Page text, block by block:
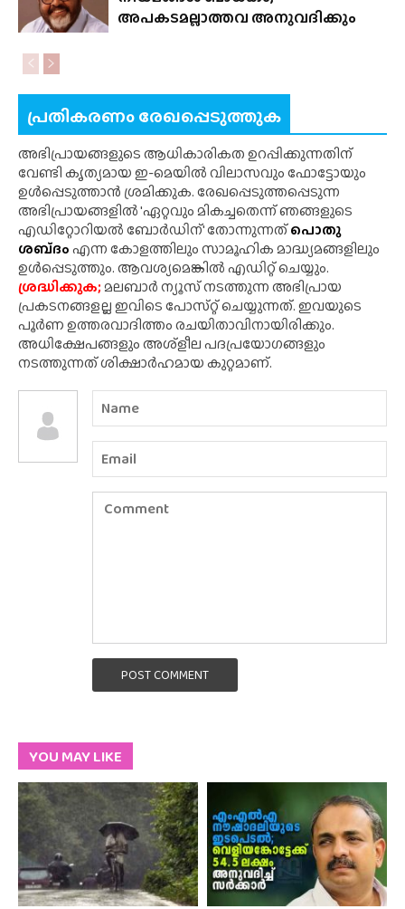
അപകടമല്ലാത്തവ അനുവദിക്കും
പ്രതികരണം രേഖപ്പെടുത്തുക
അഭിപ്രായങ്ങളുടെ ആധികാരികത ഉറപ്പിക്കുന്നതിന്
വേണ്ടി കൃത്യമായ ഇ-മെയിൽ വിലാസവും ഫോട്ടോയും
ഉൾപ്പെടുത്താൻ ശ്രമിക്കുക. രേഖപ്പെടുത്തപ്പെടുന്ന
അഭിപ്രായങ്ങളിൽ 'ഏറ്റവും മികച്ചതെന്ന് ഞങ്ങളുടെ
എഡിറ്റോറിയൽ ബോർഡിന്' തോന്നുന്നത്പൊതു
ശബ്‌ദംഎന്ന കോളത്തിലും സാമൂഹിക മാദ്ധ്യമങ്ങളിലും
ഉൾപ്പെടുത്തും. ആവശ്യമെങ്കിൽ എഡിറ്റ് ചെയ്യും.
ശ്രദ്ധിക്കുക;മലബാർ ന്യൂസ് നടത്തുന്ന അഭിപ്രായ
പ്രകടനങ്ങളല്ല ഇവിടെ പോസ്‌റ്റ് ചെയ്യുന്നത്. ഇവയുടെ
പൂർണ ഉത്തരവാദിത്തം രചയിതാവിനായിരിക്കും.
അധിക്ഷേപങ്ങളും അശ്‌ളീല പദപ്രയോഗങ്ങളും
നടത്തുന്നത് ശിക്ഷാർഹമായ കുറ്റമാണ്.
POST COMMENT
YOU MAY LIKE